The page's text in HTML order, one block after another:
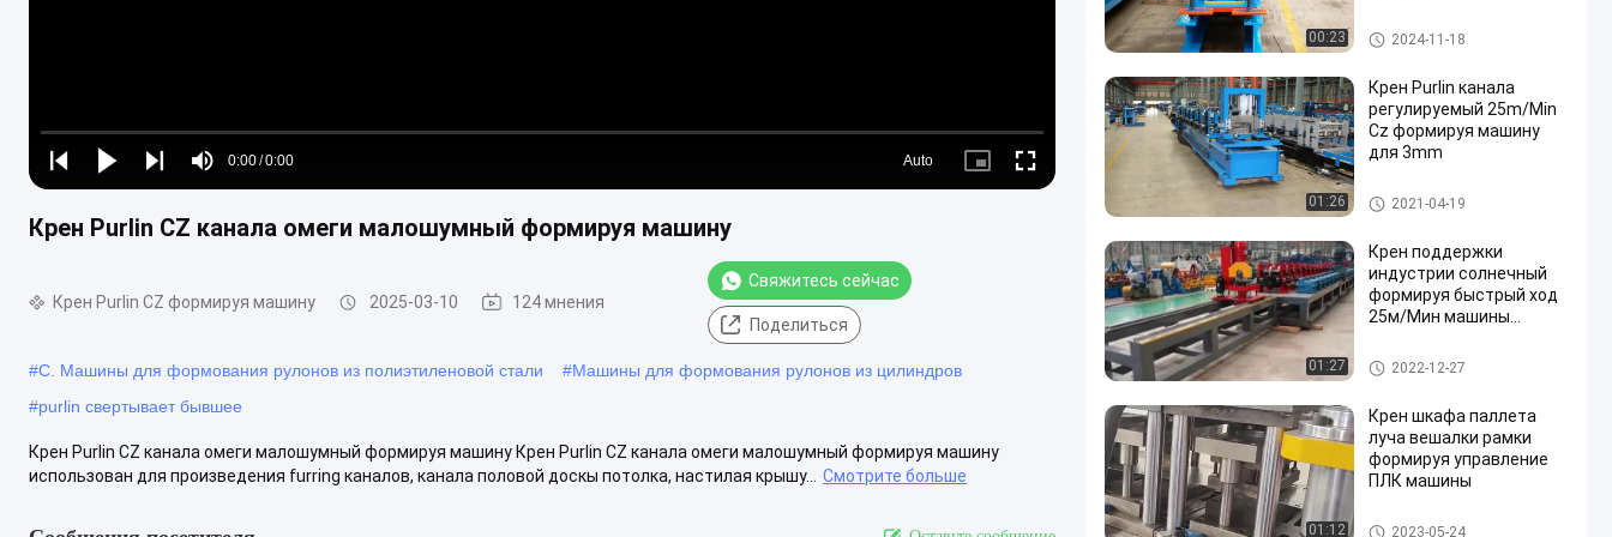
Play
Play
Play
Mute
Time
0:00/0:00
Loaded:
0%
Auto
Picture- Fullscreen
Крен Purlin CZ канала омеги малошумный формируя машину
Крен Purlin CZ формируя машину 2025-03-10 124 мнения
Свяжитесь сейчас
Поделиться
#С. Машины для формования рулонов из полиэтиленовой стали #Машины для формования рулонов из цилиндров
#purlin свертывает бывшее
Крен Purlin CZ канала омеги малошумный формируя машину Крен Purlin CZ канала омеги малошумный формируя машину
использован для произведения furring каналов, канала половой доскы потолка, настилая крышу...
Смотрите больше
00:23
Крен Purlin CZ формируя ма
шину
2024-11-18
01:26
Крен Purlin канала
регулируемый 25m/Min
Cz формируя машину
для 3mm
Крен Purlin CZ формируя ма
шину
2021-04-19
01:27
Крен поддержки
индустрии солнечный
формируя быстрый ход
25м/Мин машины
автоматический
Крен Purlin CZ формируя ма
шину
2022-12-27
01:12
Крен шкафа паллета
луча вешалки рамки
формируя управление
ПЛК машины
Крен Purlin CZ формируя ма
2023-05-24